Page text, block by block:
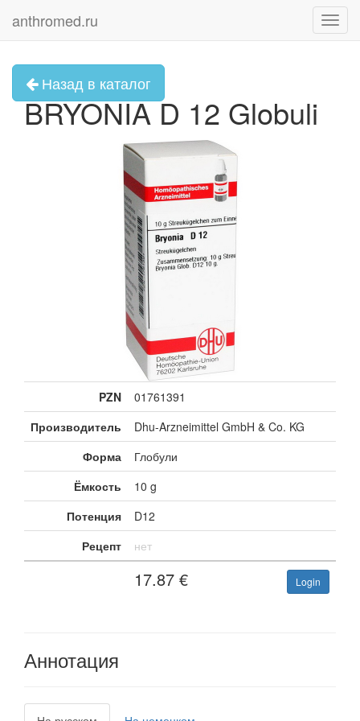
anthromed.ru
Назад в каталог
BRYONIA D 12 Globuli
PZN
01761391
Производитель
Dhu-Arzneimittel GmbH & Co. KG
Форма
Глобули
Ёмкость
10 g
Потенция
D12
Рецепт
нет
17.87 € Login
Аннотация